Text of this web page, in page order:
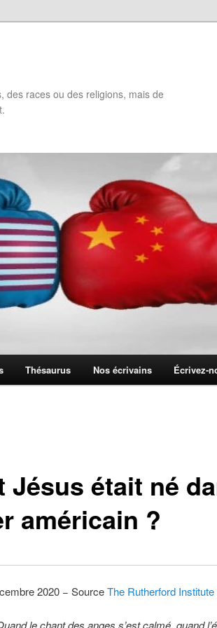
des races ou des religions, mais de
Thésaurus Nos écrivains Écrivez-
Jésus était né
américain ?
2020 − SourceThe Rutherford Institute
le chant des anges s’est calmé, quand